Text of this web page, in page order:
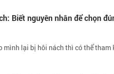
Biết nguyên nhân để chọn
mình lại bị hôi nách thì có thể tham